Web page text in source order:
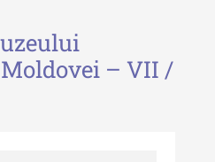
istorice" - XLIII
istorice" - XLII -
– VII /